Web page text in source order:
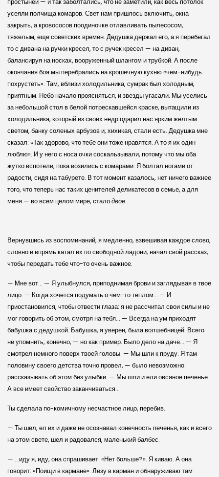
усеяли полчища комаров. Свет нам пришлось включить, окна
закрыть, а кровососов поодиночке отлавливать пылесосом,
тяжелым, еще советских времен. Дедушка держал его, а я перебегал
то с дивана на ручки кресел, то с ручек кресел — на диван,
балансируя на носках, вооруженный шлангом и трубкой. А после
окончания боя мы перебрались на крошечную кухню «чем-нибудь
похрустеть». Там, вблизи холодильника, сумрак был холодным,
приятным. Небо начало проясняться, и звезды угасали. Мы уселись
за небольшой стол в белой потрескавшейся краске, вытащили из
холодильника, который из своих недр одарил нас ярким желтым
светом, банку соленых арбузов и, хихикая, стали есть. Дедушка мне
сказал: «Так здорово, что тебе они тоже нравятся. А то я их один
люблю». И у него с носа очки соскальзывали, потому что мы оба
жутко вспотели, пока возились с комарами. Я болтал ногами от
радости, сидя на табурете. В тот момент казалось, нет ничего важнее
того, что теперь нас таких ценителей деликатесов в семье, а для
меня — во всем целом мире, сталодвое…
Вернувшись из воспоминаний, я медленно, взвешивая каждое слово,
словно и впрямь катал их по свободной ладони, начал свой рассказ,
чтобы передать тебе что-то очень важное.
— Мне вот… — Я улыбнулся, приподнимая брови и заглядывая в твое
лицо. — Когда хочется подумать о чем-то теплом… — И
приостановился, чтобы отвести глаза: я не рассчитал свои силы и не
мог говорить об этом, смотря на тебя… — Всегда на ум приходят
бабушка с дедушкой. Бабушка, я уверен, была волшебницей. Всего
не упомнить, конечно, — но как пример. Было дело на даче… — Я
смотрел немного поверх твоей головы. — Мы шли к пруду. Я там
половину своего детства точно провел, — было невозможно
рассказывать об этом без улыбки. — Мы шли и ели овсяное печенье.
А все имеет свойство заканчиваться…
Ты сделала по-комичному несчастное лицо, перебив.
— Ты шел, ел их и даже не осознавал конечность печенья, как и всего
на этом свете, шел и радовался, маленький балбес.
— …иду я, иду, она спрашивает: «Нет больше?». Я киваю. А она
говорит: «Поищи в кармане». Лезу в карман и обнаруживаю там